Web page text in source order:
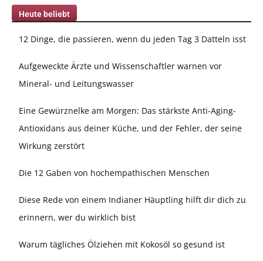
Heute beliebt
12 Dinge, die passieren, wenn du jeden Tag 3 Datteln isst
Aufgeweckte Ärzte und Wissenschaftler warnen vor
Mineral- und Leitungswasser
Eine Gewürznelke am Morgen: Das stärkste Anti-Aging-
Antioxidans aus deiner Küche, und der Fehler, der seine
Wirkung zerstört
Die 12 Gaben von hochempathischen Menschen
Diese Rede von einem Indianer Häuptling hilft dir dich zu
erinnern, wer du wirklich bist
Warum tägliches Ölziehen mit Kokosöl so gesund ist